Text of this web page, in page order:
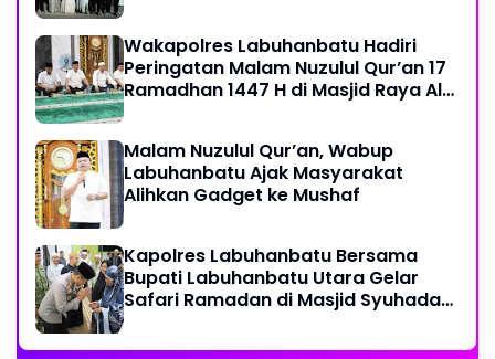
Wakapolres Labuhanbatu Hadiri
Peringatan Malam Nuzulul Qur’an 17
Ramadhan 1447 H di Masjid Raya Al-
Malam Nuzulul Qur’an, Wabup
Labuhanbatu Ajak Masyarakat
Alihkan Gadget ke Mushaf
Kapolres Labuhanbatu Bersama
Bupati Labuhanbatu Utara Gelar
Safari Ramadan di Masjid Syuhada